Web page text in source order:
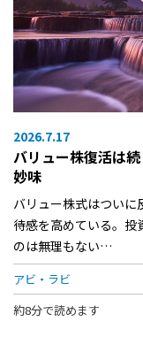
2026.7.17
バリュー株復活は
妙味
バリュー株式はつい
待感を高めている。投
のは無理もない…
アビ・ラビ
約8分で読めます